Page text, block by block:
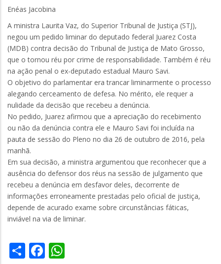
Enéas Jacobina
A ministra Laurita Vaz, do Superior Tribunal de Justiça (STJ),
negou um pedido liminar do deputado federal Juarez Costa
(MDB) contra decisão do Tribunal de Justiça de Mato Grosso,
que o tornou réu por crime de responsabilidade. Também é réu
na ação penal o ex-deputado estadual Mauro Savi.
O objetivo do parlamentar era trancar liminarmente o processo
alegando cerceamento de defesa. No mérito, ele requer a
nulidade da decisão que recebeu a denúncia.
No pedido, Juarez afirmou que a apreciação do recebimento
ou não da denúncia contra ele e Mauro Savi foi incluída na
pauta de sessão do Pleno no dia 26 de outubro de 2016, pela
manhã.
Em sua decisão, a ministra argumentou que reconhecer que a
ausência do defensor dos réus na sessão de julgamento que
recebeu a denúncia em desfavor deles, decorrente de
informações erroneamente prestadas pelo oficial de justiça,
depende de acurado exame sobre circunstâncias fáticas,
inviável na via de liminar.
ShareFacebook